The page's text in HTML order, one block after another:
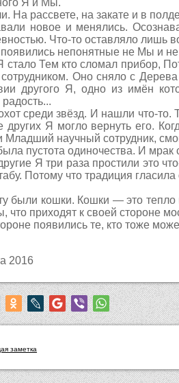
Я и Мы.
На рассвете, на закате и в
новое и менялись.
Что-то оставляло лишь
непонятные не Мы и
стало Тем кто сломал прибор,
Оно сняло с
другого Я, одно из имён
среди звёзд. И нашли что-то.
других Я могло вернуть его.
Младший научный сотрудник,
пустота одиночества. И
Я три раза простили это
Потому что традиция
были кошки. Кошки — это тепло
что приходят к своей стороне
появились те, кто тоже
2016
заметка